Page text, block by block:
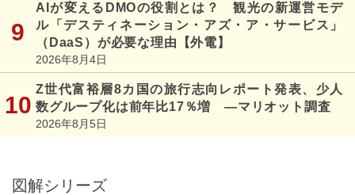
AIが変えるDMOの役割とは？ 観光の新運営モデ
ル「デスティネーション・アズ・ア・サービス」
（DaaS）が必要な理由【外電】
2026年8月4日
Z世代富裕層8カ国の旅行志向レポート発表、少人
数グループ化は前年比17％増 ―マリオット調査
2026年8月5日
図解シリーズ